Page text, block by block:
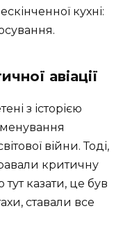
кухні:
авіації
з історією
війни. Тоді,
критичну
казати, це був
ставали все